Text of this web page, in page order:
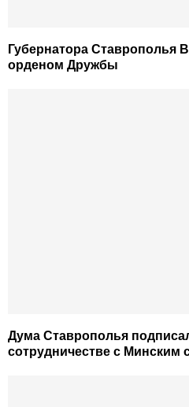
Губернатора Ставрополья
орденом Дружбы
Дума Ставрополья
сотрудничестве с Минским